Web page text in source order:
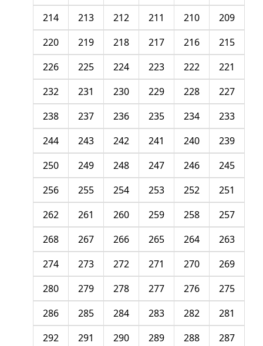
209
210
211
212
213
214
215
216
217
218
219
220
221
222
223
224
225
226
227
228
229
230
231
232
233
234
235
236
237
238
239
240
241
242
243
244
245
246
247
248
249
250
251
252
253
254
255
256
257
258
259
260
261
262
263
264
265
266
267
268
269
270
271
272
273
274
275
276
277
278
279
280
281
282
283
284
285
286
287
288
289
290
291
292